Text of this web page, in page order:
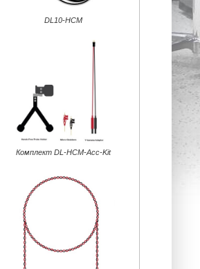
DL10-HCM
Комплект DL-HCM-Acc-Kit